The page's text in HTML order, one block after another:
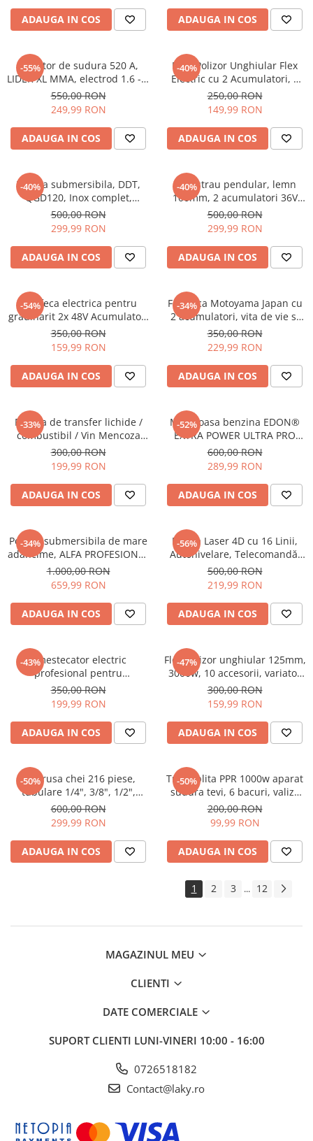
ADAUGA IN COS ADAUGA IN COS
-55%
Invertor de sudura 520 A,
LIDER XL MMA, electrod 1.6 - 5
mm, Hot Start, Arc Forta, Anti
- Stick, cabluri 3M
550,00 RON
249,99 RON
ADAUGA IN COS
-40%
Mini Polizor Unghiular Flex
Electric cu 2 Acumulatori, 6
Discuri Incluse, 12V, Disc
76MM
250,00 RON
149,99 RON
ADAUGA IN COS
-40%
Pompa submersibila, DDT,
QGD120, Inox complet,
suruburi inox, sita protectie,
20 m cablu, 120 m, 3 m³/h
500,00 RON
299,99 RON
ADAUGA IN COS
-40%
Fierastrau pendular, lemn
100mm, 2 acumulatori 36V
5Ah
500,00 RON
299,99 RON
ADAUGA IN COS
-54%
Foarfeca electrica pentru
gradinarit 2x 48V Acumulatori
Negru/Rosu
350,00 RON
159,99 RON
ADAUGA IN COS
-34%
Foarfeca Motoyama Japan cu
2 acumulatori, vita de vie si
crengi , 48V , 8Ah
350,00 RON
229,99 RON
ADAUGA IN COS
-33%
Pompa de transfer lichide /
combustibil / Vin Mencoza
Lider, 220V, 260W, auto
amorsare
300,00 RON
199,99 RON
ADAUGA IN COS
-52%
Motocoasa benzina EDON®
EXTRA POWER ULTRA PRO
X9500, 7 kW, 8.8 CP, 3
Accesorii Tambur Fir, Disc
Metal 3 Lame, Banda
Sustinerre Tip Centura, 2
Timpi, Verde
600,00 RON
289,99 RON
ADAUGA IN COS
-34%
Pompa submersibila de mare
adancime, ALFA PROFESIONAL
4SDM3-16, 2200 W, 16
turbine, 10 m³/h Inox, 30 m
cablu
1.000,00 RON
659,99 RON
ADAUGA IN COS
-56%
Nivela Laser 4D cu 16 Linii,
Autonivelare, Telecomandă,
Lumina Verde, Trepied 150
cm, Platformă de Ridicare
500,00 RON
219,99 RON
ADAUGA IN COS
-43%Amestecator electric
profesional pentru
mortar/vopsea Motoyama
Japan, 3000 W, 800 rpm,
viteza variabila
350,00 RON
199,99 RON
ADAUGA IN COS
-47%
Flex Polizor unghiular 125mm,
3000w, 10 accesorii, variator
turatie, 11000rpm CAMPION
300,00 RON
159,99 RON
ADAUGA IN COS
-50%
Set trusa chei 216 piese,
tubulare 1/4", 3/8", 1/2",
combinatii si biti,
PROFESIONAL
600,00 RON
299,99 RON
ADAUGA IN COS
-50%
Trusa plita PPR 1000w aparat
sudura tevi, 6 bacuri, valiza
metal, Profesional
200,00 RON
99,99 RON
ADAUGA IN COS
1 2 3 ... 12
MAGAZINUL MEU
CLIENTI
DATE COMERCIALE
SUPORT CLIENTI LUNI-VINERI 10:00 - 16:00
0726518182
Contact@laky.ro